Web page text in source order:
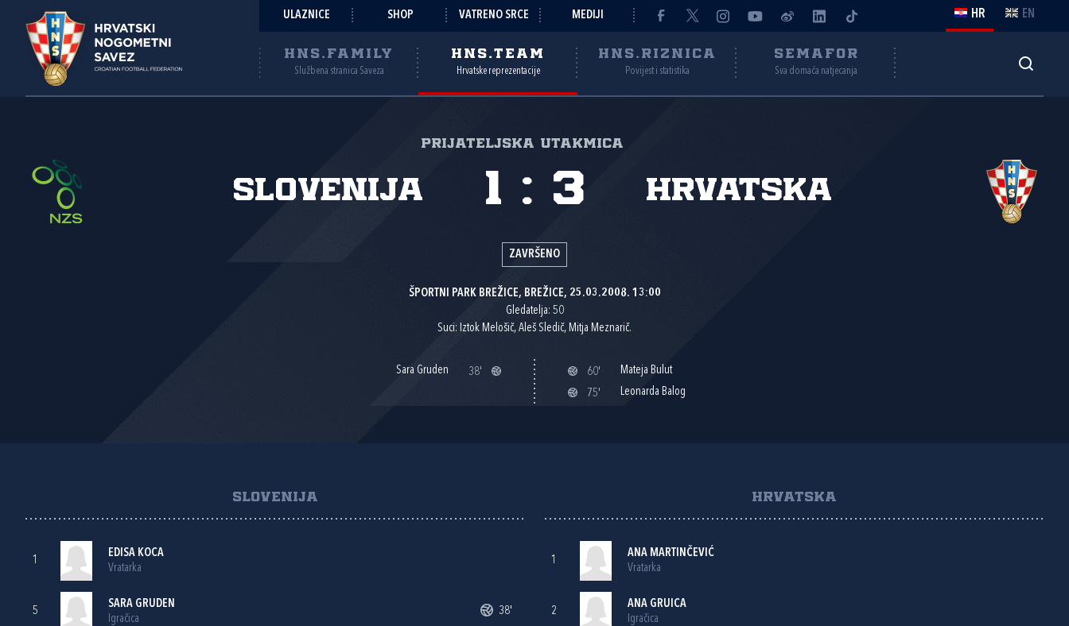
ULAZNICE SHOP VATRENO SRCE MEDIJI HR EN
HNS.FAMILY
Službena stranica Saveza
HNS.TEAM
Hrvatske reprezentacije
HNS.RIZNICA
Povijest i statistika
SEMAFOR
Sva domaća natjecanja
Prijateljska utakmica
Slovenija Hrvatska
1 : 3
ZAVRŠENO
ŠPORTNI PARK BREŽICE, BREŽICE, 25.03.2008. 13:00
Gledatelja: 50
Suci: Iztok Melošič, Aleš Sledič, Mitja Meznarič.
Sara Gruden 38' 60'
Mateja Bulut
75'
Leonarda Balog
SLOVENIJA
1
EDISA KOCA
Vratarka
5
SARA GRUDEN
Igračica
38'
HRVATSKA
1
ANA MARTINČEVIĆ
Vratarka
2
ANA GRUICA
Igračica